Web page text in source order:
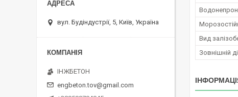
Вид
Зовнішній
вул. Будіндустрії, 5, Київ, Україна
ІНЖБЕТОН
engbeton.tov@gmail.com